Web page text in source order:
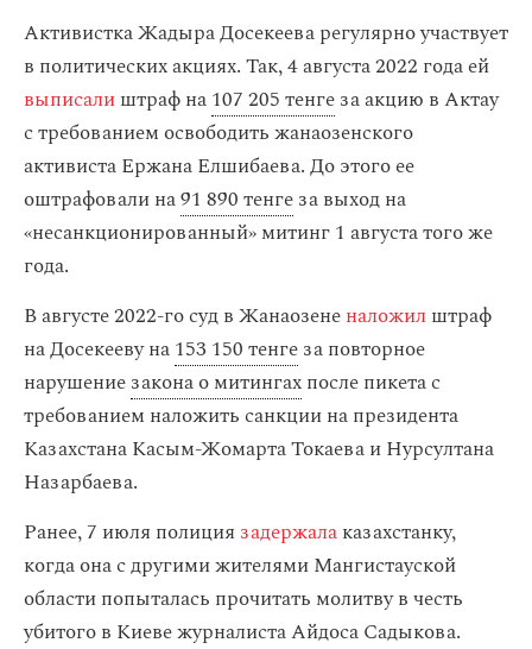
Активистка Жадыра Досекеева регулярно участвует
в политических акциях. Так, 4 августа 2022 года ей
выписалиштраф на107 205 тенгеза акцию в Актау
с требованием освободить жанаозенского
активиста Ержана Елшибаева. До этого ее
оштрафовали на91 890 тенгеза выход на
«несанкционированный» митинг 1 августа того же
года.
В августе 2022-го суд в Жанаозененаложил штраф
на Досекееву на153 150 тенгеза повторное
нарушениезакона о митингахпосле пикета с
требованием наложить санкции на президента
Казахстана Касым-Жомарта Токаева и Нурсултана
Назарбаева.
Ранее, 7 июля полиция задержалаказахстанку,
когда она с другими жителями Мангистауской
области попыталась прочитать молитву в честь
убитого в Киеве журналиста Айдоса Садыкова.